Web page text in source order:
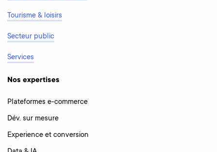
Tourisme & loisirs
Secteur public
Services
Nos expertises
Plateformes e-commerce
Dév. sur mesure
Experience et conversion